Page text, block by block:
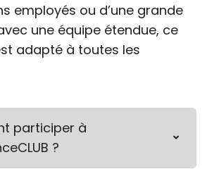
employés ou d’une grande
une équipe étendue, ce
adapté à toutes les
participer à
?